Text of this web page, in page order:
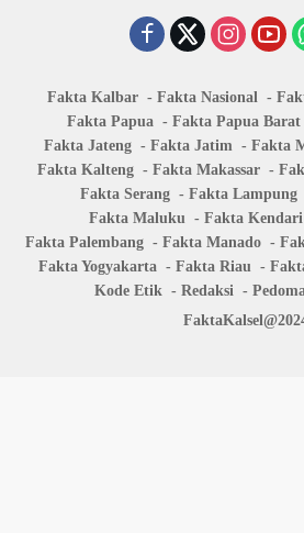
Fakta Kalbar Fakta Nasional
Fakta Papua
Fakta Papua Barat
Fakta Jateng
Fakta Jatim Fakta
Fakta Kalteng
Fakta Makassar
Fakta Serang
Fakta Lampung
Fakta Maluku
Fakta Kendari
Fakta Palembang
Fakta Manado
Fakta Yogyakarta
Fakta Riau
Kode Etik
Redaksi